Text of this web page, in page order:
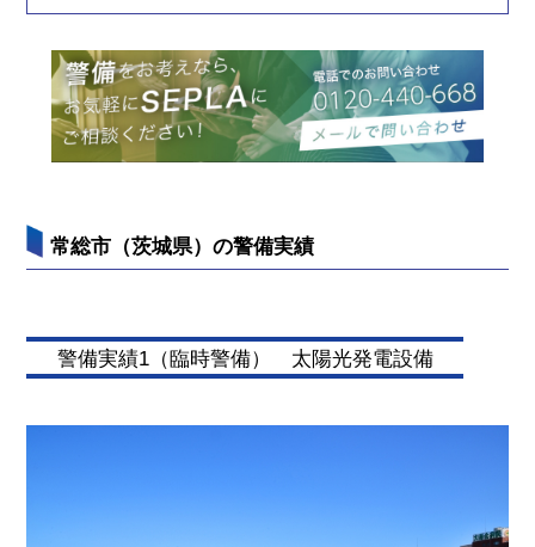
常総市（茨城県）の警備実績
警備実績1（臨時警備） 太陽光発電設備